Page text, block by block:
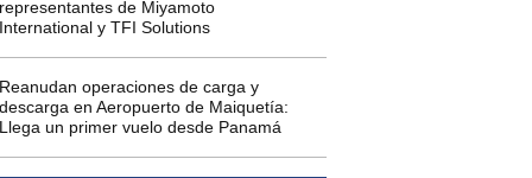
de Miyamoto
y TFI Solutions
operaciones de carga y
en Aeropuerto de Maiquetía:
un primer vuelo desde Panamá